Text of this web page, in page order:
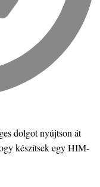
dolgot nyújtson át
készítsek egy HIM-